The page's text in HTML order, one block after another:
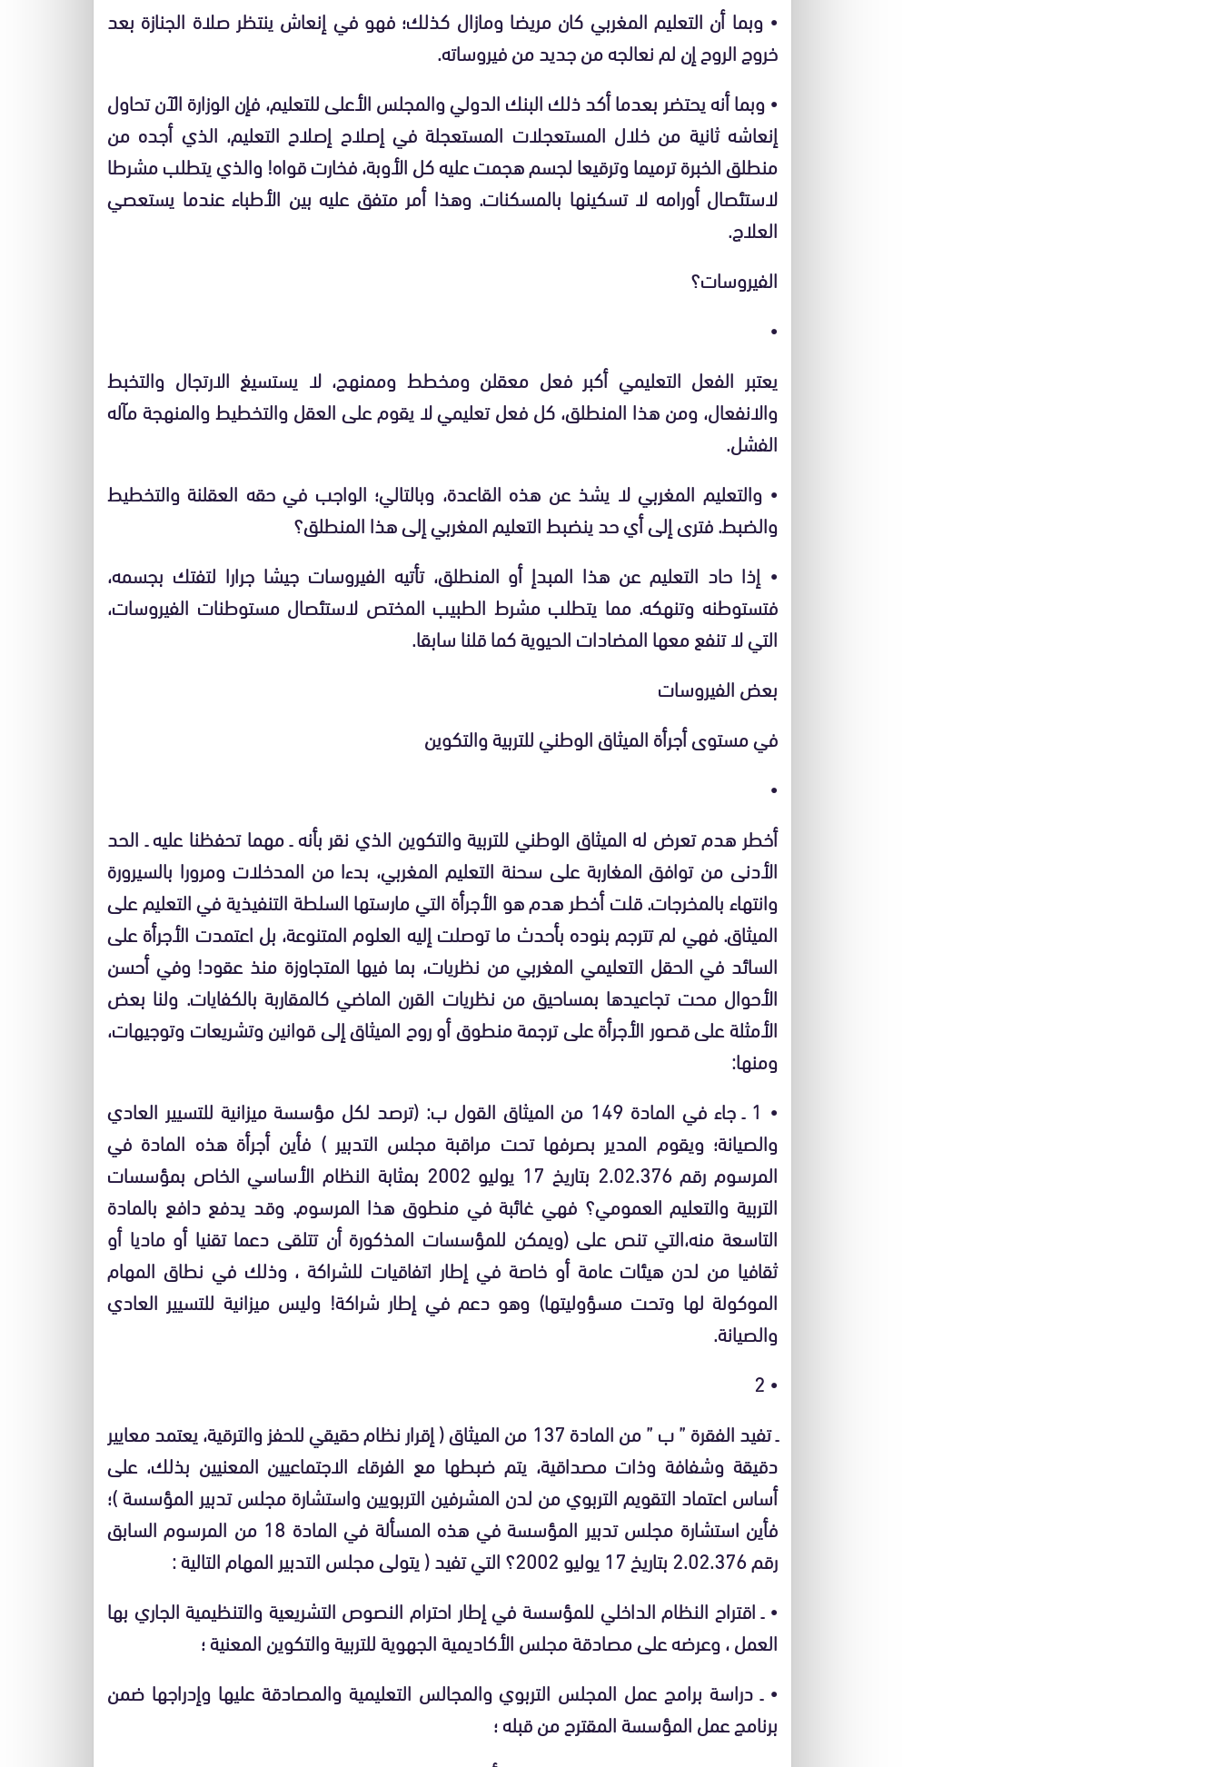
• وبما أن التعليم المغربي كان مريضا ومازال كذلك؛ فهو في إنعاش ينتظر صلاة الجنازة بعد
خروج الروح إن لم نعالجه من جديد من فيروساته.
•وبما أنه يحتضر بعدما أكد ذلك البنك الدولي والمجلس الأعلى للتعليم، فإن الوزارة الآن تحاول
إنعاشه ثانية من خلال المستعجلات المستعجلة في إصلاح إصلاح التعليم، الذي أجده من
منطلق الخبرة ترميما وترقيعا لجسم هجمت عليه كل الأوبة، فخارت قواه! والذي يتطلب مشرطا
لاستئصال أورامه لا تسكينها بالمسكنات. وهذا أمر متفق عليه بين الأطباء عندما يستعصي
العلاج.
الفيروسات؟
•
يعتبر الفعل التعليمي أكبر فعل معقلن ومخطط وممنهج، لا يستسيغ الارتجال والتخبط
والانفعال، ومن هذا المنطلق، كل فعل تعليمي لا يقوم على العقل والتخطيط والمنهجة مآله
الفشل.
• والتعليم المغربي لا يشذ عن هذه القاعدة، وبالتالي؛ الواجب في حقه العقلنة والتخطيط
والضبط. فترى إلى أي حد ينضبط التعليم المغربي إلى هذا المنطلق؟
• إذا حاد التعليم عن هذا المبدإ أو المنطلق، تأتيه الفيروسات جيشا جرارا لتفتك بجسمه،
فتستوطنه وتنهكه. مما يتطلب مشرط الطبيب المختص لاستئصال مستوطنات الفيروسات،
التي لا تنفع معها المضادات الحيوية كما قلنا سابقا.
بعض الفيروسات
في مستوى أجرأة الميثاق الوطني للتربية والتكوين
•
أخطر هدم تعرض له الميثاق الوطني للتربية والتكوين الذي نقر بأنه ـ مهما تحفظنا عليه ـ الحد
الأدنى من توافق المغاربة على سحنة التعليم المغربي، بدءا من المدخلات ومرورا بالسيرورة
وانتهاء بالمخرجات. قلت أخطر هدم هو الأجرأة التي مارستها السلطة التنفيذية في التعليم على
الميثاق. فهي لم تترجم بنوده بأحدث ما توصلت إليه العلوم المتنوعة، بل اعتمدت الأجرأة على
السائد في الحقل التعليمي المغربي من نظريات، بما فيها المتجاوزة منذ عقود! وفي أحسن
الأحوال محت تجاعيدها بمساحيق من نظريات القرن الماضي كالمقاربة بالكفايات. ولنا بعض
الأمثلة على قصور الأجرأة على ترجمة منطوق أو روح الميثاق إلى قوانين وتشريعات وتوجيهات،
ومنها:
• 1 ـ
جاء في المادة 149 من الميثاق القول ب: (ترصد لكل مؤسسة ميزانية للتسيير العادي
والصيانة؛ ويقوم المدير بصرفها تحت مراقبة مجلس التدبير ) فأين أجرأة هذه المادة في
المرسوم رقم 2.02.376 بتاريخ 17 يوليو 2002 بمثابة النظام الأساسي الخاص بمؤسسات
التربية والتعليم العمومي؟ فهي غائبة في منطوق هذا المرسوم. وقد يدفع دافع بالمادة
التاسعة منه،التي تنص على (ويمكن للمؤسسات المذكورة أن تتلقى دعما تقنيا أو ماديا أو
ثقافيا من لدن هيئات عامة أو خاصة في إطار اتفاقيات للشراكة ، وذلك في نطاق المهام
الموكولة لها وتحت مسؤوليتها) وهو دعم في إطار شراكة! وليس ميزانية للتسيير العادي
والصيانة.
•
2
ـ تفيد الفقرة ” ب ” من المادة 137 من الميثاق ( إقرار نظام حقيقي للحفز والترقية، يعتمد معايير
دقيقة وشفافة وذات مصداقية، يتم ضبطها مع الفرقاء الاجتماعيين المعنيين بذلك، على
أساس اعتماد التقويم التربوي من لدن المشرفين التربويين واستشارة مجلس تدبير المؤسسة )؛
فأين استشارة مجلس تدبير المؤسسة في هذه المسألة في المادة 18 من المرسوم السابق
رقم 2.02.376 بتاريخ 17 يوليو 2002؟ التي تفيد ( يتولى مجلس التدبير المهام التالية
:
• ـ اقتراح النظام الداخلي للمؤسسة في إطار احترام النصوص التشريعية والتنظيمية الجاري بها
العمل ، وعرضه على مصادقة مجلس الأكاديمية الجهوية للتربية والتكوين المعنية ؛
• ـ دراسة برامج عمل المجلس التربوي والمجالس التعليمية والمصادقة عليها وإدراجها ضمن
برنامج عمل المؤسسة المقترح من قبله ؛